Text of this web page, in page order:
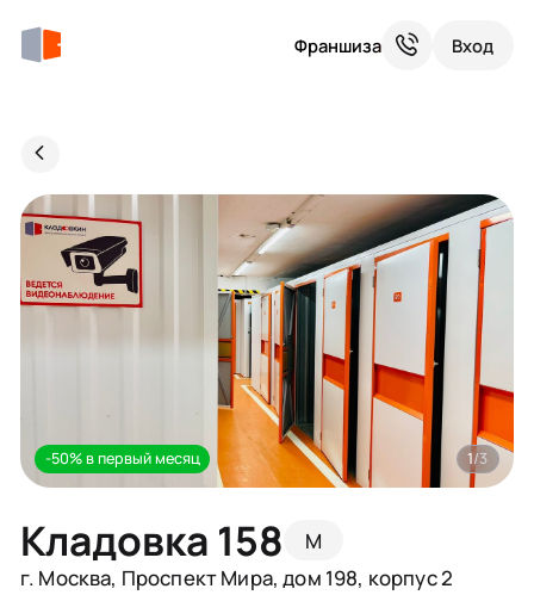
Франшиза Вход
Кладовка 158
M
г. Москва, Проспект Мира, дом 198, корпус 2
-50% в первый месяц 1/3